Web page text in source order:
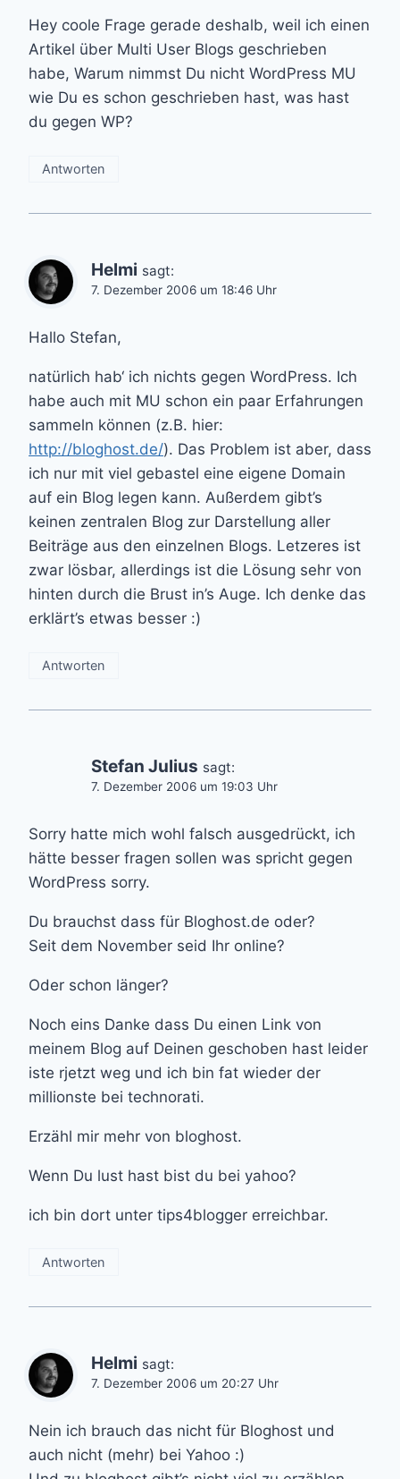
Hey coole Frage gerade deshalb, weil ich einen
Artikel über Multi User Blogs geschrieben
habe, Warum nimmst Du nicht WordPress MU
wie Du es schon geschrieben hast, was hast
du gegen WP?
Antworten
Helmi sagt:
7. Dezember 2006 um 18:46 Uhr
Hallo Stefan,
natürlich hab‘ ich nichts gegen WordPress. Ich
habe auch mit MU schon ein paar Erfahrungen
sammeln können (z.B. hier:
http://bloghost.de/). Das Problem ist aber, dass
ich nur mit viel gebastel eine eigene Domain
auf ein Blog legen kann. Außerdem gibt’s
keinen zentralen Blog zur Darstellung aller
Beiträge aus den einzelnen Blogs. Letzeres ist
zwar lösbar, allerdings ist die Lösung sehr von
hinten durch die Brust in’s Auge. Ich denke das
erklärt’s etwas besser :)
Antworten
Stefan Julius sagt:
7. Dezember 2006 um 19:03 Uhr
Sorry hatte mich wohl falsch ausgedrückt, ich
hätte besser fragen sollen was spricht gegen
WordPress sorry.
Du brauchst dass für Bloghost.de oder?
Seit dem November seid Ihr online?
Oder schon länger?
Noch eins Danke dass Du einen Link von
meinem Blog auf Deinen geschoben hast leider
iste rjetzt weg und ich bin fat wieder der
millionste bei technorati.
Erzähl mir mehr von bloghost.
Wenn Du lust hast bist du bei yahoo?
ich bin dort unter tips4blogger erreichbar.
Antworten
Helmi sagt:
7. Dezember 2006 um 20:27 Uhr
Nein ich brauch das nicht für Bloghost und
auch nicht (mehr) bei Yahoo :)